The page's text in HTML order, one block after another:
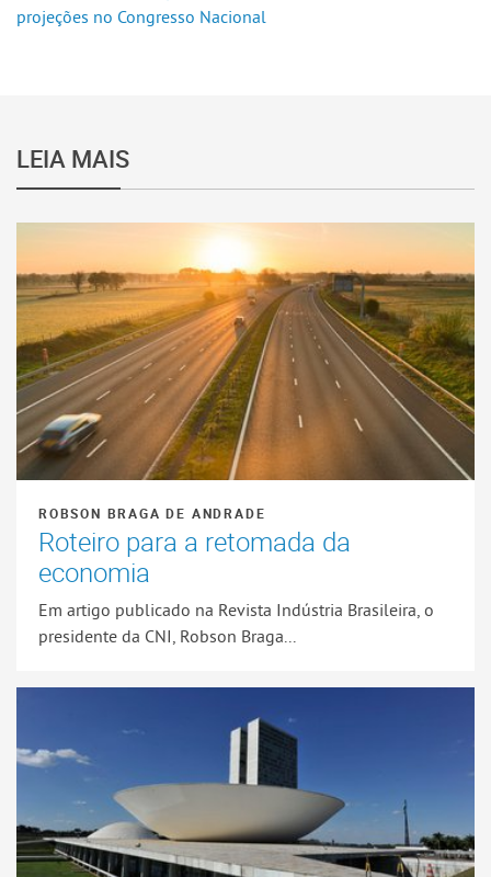
projeções no Congresso Nacional
LEIA MAIS
ROBSON BRAGA DE ANDRADE
Roteiro para a retomada da
economia
Em artigo publicado na Revista Indústria Brasileira, o
presidente da CNI, Robson Braga...